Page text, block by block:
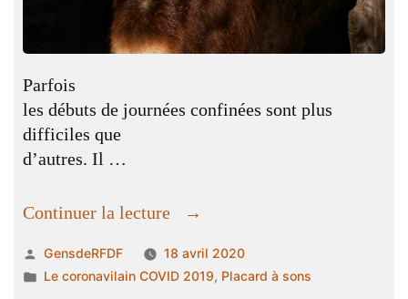
Parfois
les débuts de journées confinées sont plus
difficiles que
d’autres. Il …
Continuer la lecture
« Un
d’argile
abandonné,
Publié
par
GensdeRFDF
18 avril 2020
Publié
Le coronavilain COVID 2019, Placard à sons